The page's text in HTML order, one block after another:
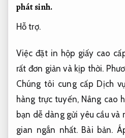
phát sinh.
Hỗ trợ.
Việc đặt in hộp giấy cao
rất đơn giản và kịp thời.
Chúng tôi cung cấp Dịch
hàng trực tuyến, Nâng cao
bạn dễ dàng gửi yêu cầu
gian ngắn nhất. Bài bản.